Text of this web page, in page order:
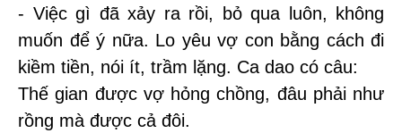
- Việc gì đã xảy ra rồi, bỏ qua luôn, không
muốn để ý nữa. Lo yêu vợ con bằng cách đi
kiềm tiền, nói ít, trầm lặng. Ca dao có câu:
Thế gian được vợ hỏng chồng, đâu phải như
rồng mà được cả đôi.